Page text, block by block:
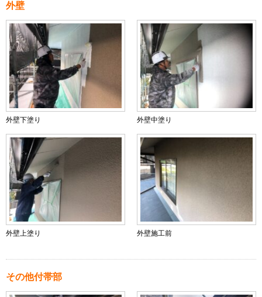
外壁
外壁下塗り 外壁中塗り
外壁上塗り 外壁施工前
その他付帯部